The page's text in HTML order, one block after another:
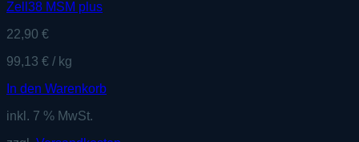
Zell38 MSM plus
22,90 €
99,13 € / kg
In den Warenkorb
inkl. 7 % MwSt.